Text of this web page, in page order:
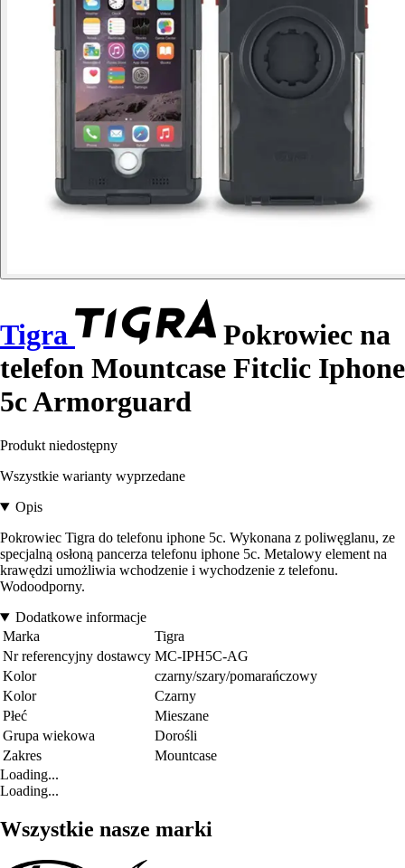
Tigra
Pokrowiec na
telefon Mountcase Fitclic Iphone
5c Armorguard
Produkt niedostępny
Wszystkie warianty wyprzedane
Opis
Pokrowiec Tigra do telefonu iphone 5c. Wykonana z poliwęglanu, ze
specjalną osłoną pancerza telefonu iphone 5c. Metalowy element na
krawędzi umożliwia wchodzenie i wychodzenie z telefonu.
Wodoodporny.
Dodatkowe informacje
Marka
Tigra
Nr referencyjny dostawcy MC-IPH5C-AG
Kolor
czarny/szary/pomarańczowy
Kolor
Czarny
Płeć
Mieszane
Grupa wiekowa
Dorośli
Zakres
Mountcase
Loading...
Loading...
Wszystkie nasze marki